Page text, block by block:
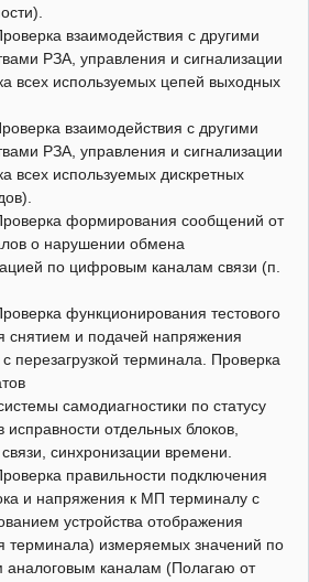
взаимодействия с другими
РЗА, управления и сигнализации
всех используемых цепей выходных
взаимодействия с другими
РЗА, управления и сигнализации
всех используемых дискретных
формирования сообщений от
о нарушении обмена
по цифровым каналам связи (п.
функционирования тестового
снятием и подачей напряжения
перезагрузкой терминала. Проверка
самодиагностики по статусу
исправности отдельных блоков,
синхронизации времени.
правильности подключения
и напряжения к МП терминалу с
устройства отображения
терминала) измеряемых значений по
аналоговым каналам (Полагаю от